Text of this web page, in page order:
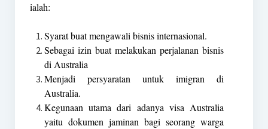
ialah:
Syarat buat mengawali bisnis internasional.
Sebagai izin buat melakukan perjalanan bisnis
di Australia
Menjadi persyaratan untuk imigran di
Australia.
Kegunaan utama dari adanya visa Australia
yaitu dokumen jaminan bagi seorang warga